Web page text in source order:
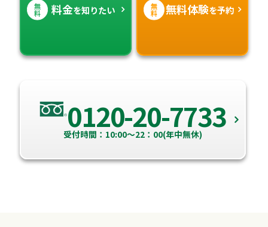
無
料 料金を知りたい 無
料 無料体験を予約
0120-20-7733
受付時間：10:00～22：00(年中無休)